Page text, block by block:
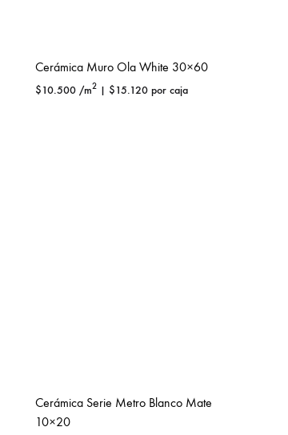
Cerámica Muro Ola White 30×60
$10.500 /m2 | $15.120 por caja
Cerámica Serie Metro Blanco Mate
10×20